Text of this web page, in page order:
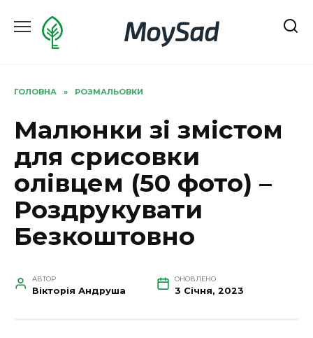
до
MoySad
ГОЛОВНА » РОЗМАЛЬОВКИ
Малюнки зі змістом
для срисовки
олівцем (50 фото) –
Роздрукувати
Безкоштовно
АВТОР
Вікторія Андруша
ОНОВЛЕНО
3 Січня, 2023